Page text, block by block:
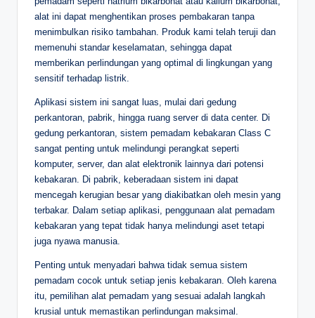
alat ini dapat menghentikan proses pembakaran tanpa
menimbulkan risiko tambahan. Produk kami telah teruji dan
memenuhi standar keselamatan, sehingga dapat
memberikan perlindungan yang optimal di lingkungan yang
sensitif terhadap listrik.
Aplikasi sistem ini sangat luas, mulai dari gedung
perkantoran, pabrik, hingga ruang server di data center. Di
gedung perkantoran, sistem pemadam kebakaran Class C
sangat penting untuk melindungi perangkat seperti
komputer, server, dan alat elektronik lainnya dari potensi
kebakaran. Di pabrik, keberadaan sistem ini dapat
mencegah kerugian besar yang diakibatkan oleh mesin yang
terbakar. Dalam setiap aplikasi, penggunaan alat pemadam
kebakaran yang tepat tidak hanya melindungi aset tetapi
juga nyawa manusia.
Penting untuk menyadari bahwa tidak semua sistem
pemadam cocok untuk setiap jenis kebakaran. Oleh karena
itu, pemilihan alat pemadam yang sesuai adalah langkah
krusial untuk memastikan perlindungan maksimal.